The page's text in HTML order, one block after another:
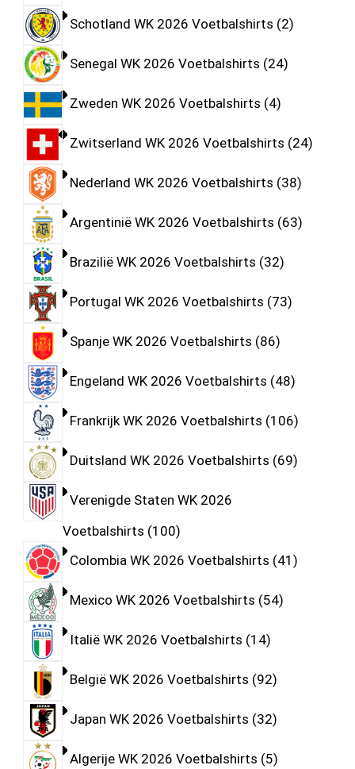
Schotland WK 2026 Voetbalshirts 2
Senegal WK 2026 Voetbalshirts 24
Zweden WK 2026 Voetbalshirts 4
Zwitserland WK 2026 Voetbalshirts 24
Nederland WK 2026 Voetbalshirts 38
Argentinië WK 2026 Voetbalshirts 63
Brazilië WK 2026 Voetbalshirts 32
Portugal WK 2026 Voetbalshirts 73
Spanje WK 2026 Voetbalshirts 86
Engeland WK 2026 Voetbalshirts 48
Frankrijk WK 2026 Voetbalshirts 106
Duitsland WK 2026 Voetbalshirts 69
Verenigde Staten WK 2026
Voetbalshirts 100
Colombia WK 2026 Voetbalshirts 41
Mexico WK 2026 Voetbalshirts 54
Italië WK 2026 Voetbalshirts 14
België WK 2026 Voetbalshirts 92
Japan WK 2026 Voetbalshirts 32
Algerije WK 2026 Voetbalshirts 5